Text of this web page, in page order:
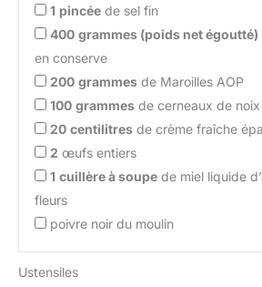
1 pincée de sel fin
400 grammes (poids net égoutté)
en conserve
200 grammes de Maroilles AOP
100 grammes de cerneaux de noix
20 centilitres de crème fraîche
2 œufs entiers
1 cuillère à soupe de miel liquide
fleurs
poivre noir du moulin
Ustensiles